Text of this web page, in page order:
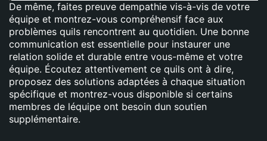
De même, faites preuve dempathie vis-à-vis de votre
équipe et montrez-vous compréhensif face aux
problèmes quils rencontrent au quotidien. Une bonne
communication est essentielle pour instaurer une
relation solide et durable entre vous-même et votre
équipe. Écoutez attentivement ce quils ont à dire,
proposez des solutions adaptées à chaque situation
spécifique et montrez-vous disponible si certains
membres de léquipe ont besoin dun soutien
supplémentaire.